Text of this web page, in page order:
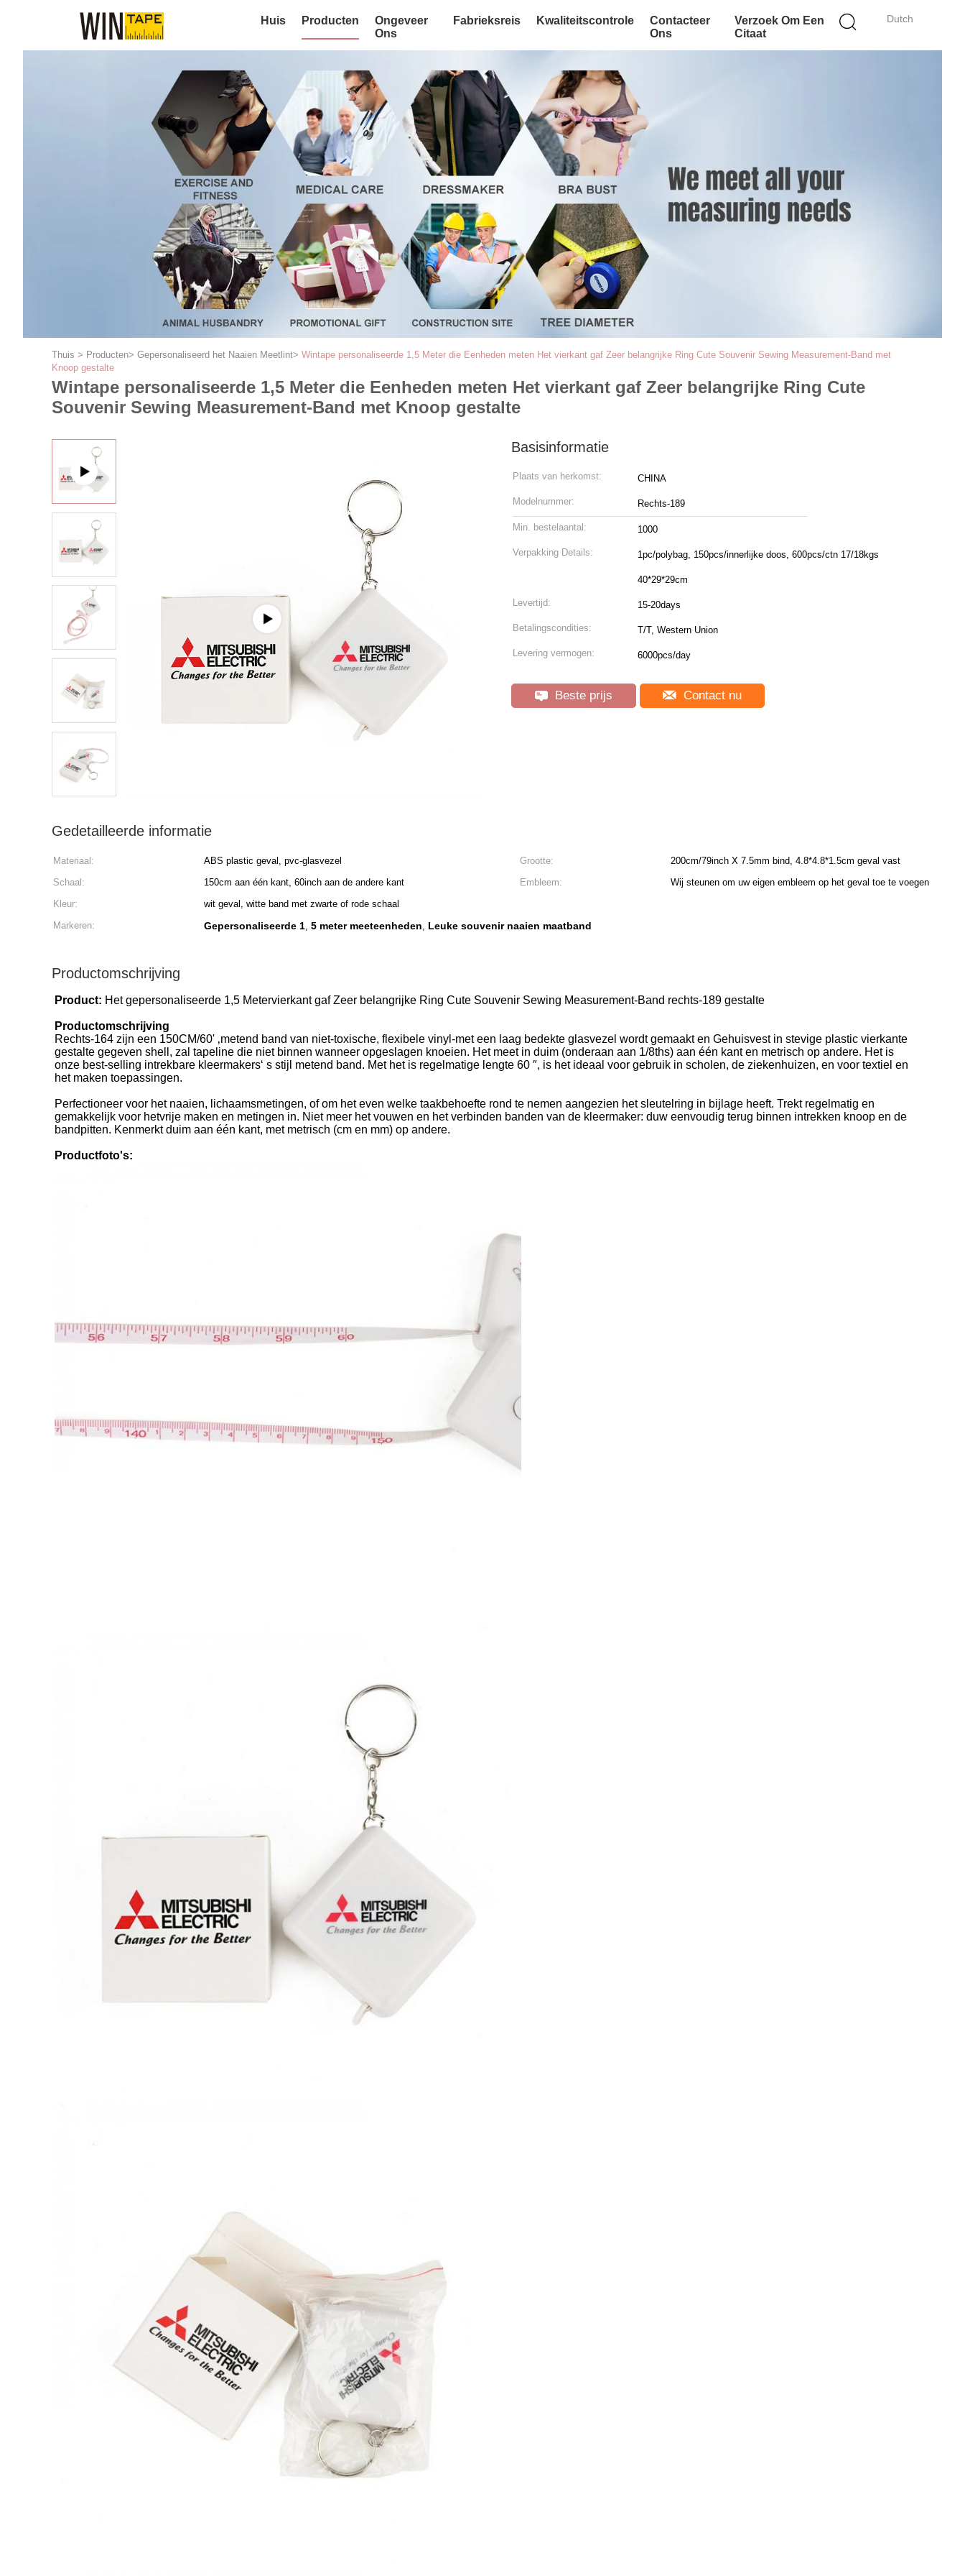
Dutch
Huis Producten
Ongeveer
Ons
Fabrieksreis Kwaliteitscontrole
Contacteer
Ons
Verzoek Om Een
Citaat
Thuis > Producten> Gepersonaliseerd het Naaien Meetlint> Wintape personaliseerde 1,5 Meter die Eenheden meten Het vierkant gaf Zeer belangrijke Ring Cute Souvenir Sewing Measurement-Band met
Knoop gestalte
Wintape personaliseerde 1,5 Meter die Eenheden meten Het vierkant gaf Zeer belangrijke Ring Cute
Souvenir Sewing Measurement-Band met Knoop gestalte
Basisinformatie
Plaats van herkomst: CHINA
Modelnummer: Rechts-189
Min. bestelaantal: 1000
Verpakking Details: 1pc/polybag, 150pcs/innerlijke doos, 600pcs/ctn 17/18kgs
40*29*29cm
Levertijd: 15-20days
Betalingscondities: T/T, Western Union
Levering vermogen: 6000pcs/day
Beste prijs Contact nu
Gedetailleerde informatie
Materiaal: ABS plastic geval, pvc-glasvezel Grootte:
200cm/79inch X 7.5mm bind, 4.8*4.8*1.5cm geval vast
Schaal:
150cm aan één kant, 60inch aan de andere kant Embleem:
Wij steunen om uw eigen embleem op het geval toe te voegen
Kleur:
wit geval, witte band met zwarte of rode schaal
Markeren:
Gepersonaliseerde 1, 5 meter meeteenheden, Leuke souvenir naaien maatband
Productomschrijving
Product: Het gepersonaliseerde 1,5 Metervierkant gaf Zeer belangrijke Ring Cute Souvenir Sewing Measurement-Band rechts-189 gestalte
Productomschrijving
Rechts-164 zijn een 150CM/60' ‚metend band van niet-toxische, flexibele vinyl-met een laag bedekte glasvezel wordt gemaakt en Gehuisvest in stevige plastic vierkante
gestalte gegeven shell, zal tapeline die niet binnen wanneer opgeslagen knoeien. Het meet in duim (onderaan aan 1/8ths) aan één kant en metrisch op andere. Het is
onze best-selling intrekbare kleermakers‘ s stijl metend band. Met het is regelmatige lengte 60 ″, is het ideaal voor gebruik in scholen, de ziekenhuizen, en voor textiel en
het maken toepassingen.
Perfectioneer voor het naaien, lichaamsmetingen, of om het even welke taakbehoefte rond te nemen aangezien het sleutelring in bijlage heeft. Trekt regelmatig en
gemakkelijk voor hetvrije maken en metingen in. Niet meer het vouwen en het verbinden banden van de kleermaker: duw eenvoudig terug binnen intrekken knoop en de
bandpitten. Kenmerkt duim aan één kant, met metrisch (cm en mm) op andere.
Productfoto's: